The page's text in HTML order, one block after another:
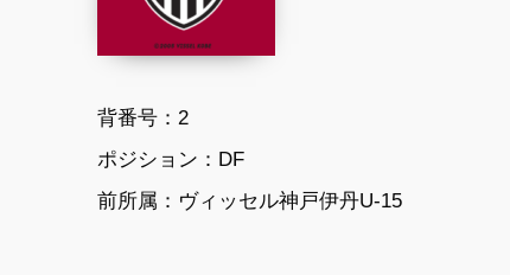
背番号：2
ポジション：DF
前所属：ヴィッセル神戸伊丹U-15